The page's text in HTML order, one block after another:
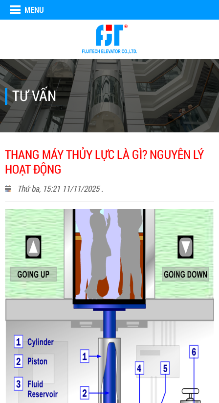
MENU
TƯ VẤN
THANG MÁY THỦY LỰC LÀ GÌ? NGUYÊN LÝ
HOẠT ĐỘNG
Thứ ba, 15:21 11/11/2025 .